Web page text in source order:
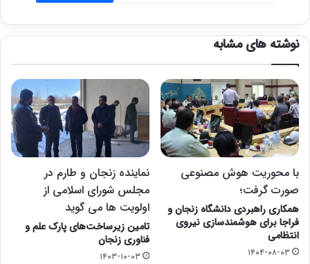
نوشته های مشابه
با محوریت هوش مصنوعی
صورت گرفت؛
همکاری راهبردی دانشگاه زنجان و
فراجا برای هوشمندسازی نیروی
انتظامی
۱۴۰۴-۰۸-۰۳
نماینده زنجان و طارم در
مجلس شورای اسلامی از
اولویت ها می گوید
تامین زیرساخت‌های پارک علم و
فناوری زنجان
۱۴۰۳-۱۰-۰۳